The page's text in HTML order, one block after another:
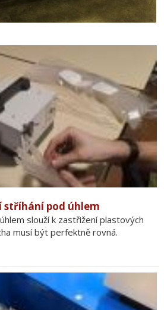
stříhání pod úhlem
slouží k zastřižení plastových
musí být perfektně rovná.